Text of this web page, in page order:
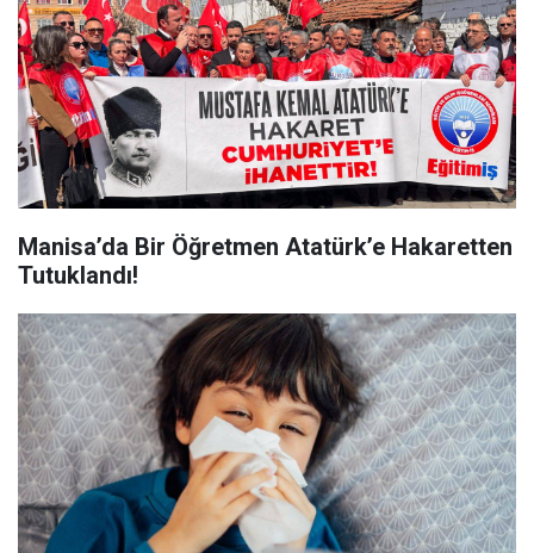
Manisa’da Bir Öğretmen Atatürk’e Hakaretten
Tutuklandı!